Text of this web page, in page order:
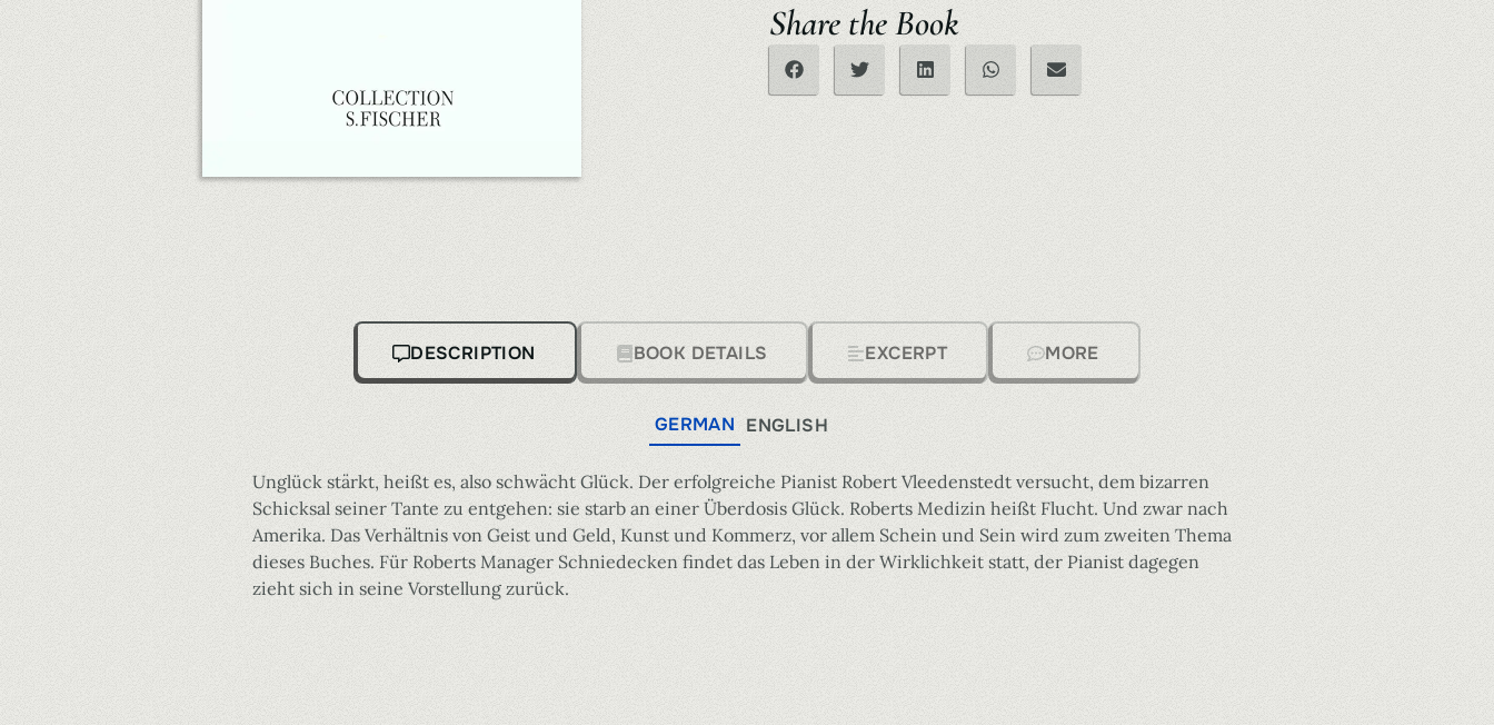
Share the Book
DESCRIPTION BOOK DETAILS EXCERPT MORE
GERMAN ENGLISH
Unglück stärkt, heißt es, also schwächt Glück. Der erfolgreiche Pianist Robert Vleedenstedt versucht, dem bizarren
Schicksal seiner Tante zu entgehen: sie starb an einer Überdosis Glück. Roberts Medizin heißt Flucht. Und zwar nach
Amerika. Das Verhältnis von Geist und Geld, Kunst und Kommerz, vor allem Schein und Sein wird zum zweiten Thema
dieses Buches. Für Roberts Manager Schniedecken findet das Leben in der Wirklichkeit statt, der Pianist dagegen
zieht sich in seine Vorstellung zurück.